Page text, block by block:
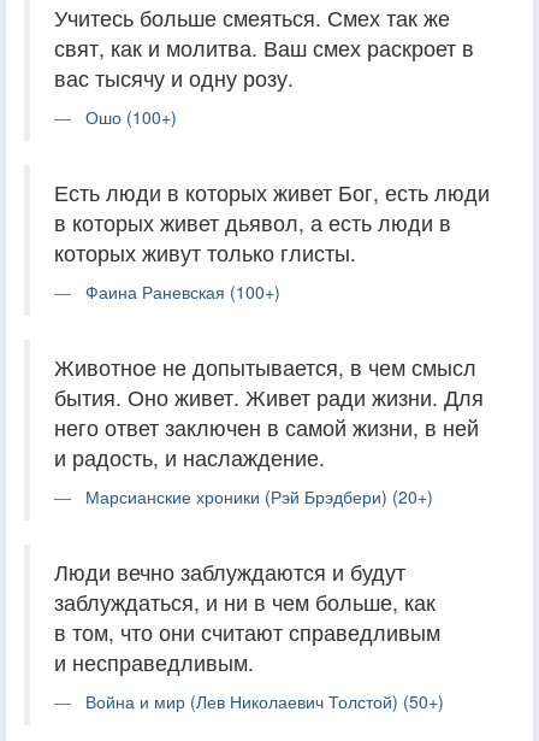
Учитесь больше смеяться. Смех так же
свят, как и молитва. Ваш смех раскроет в
вас тысячу и одну розу.
Ошо (100+)
Есть люди в которых живет Бог, есть люди
в которых живет дьявол, а есть люди в
которых живут только глисты.
Фаина Раневская (100+)
Животное не допытывается, в чем смысл
бытия. Оно живет. Живет ради жизни. Для
него ответ заключен в самой жизни, в ней
и радость, и наслаждение.
Марсианские хроники (Рэй Брэдбери) (20+)
Люди вечно заблуждаются и будут
заблуждаться, и ни в чем больше, как
в том, что они считают справедливым
и несправедливым.
Война и мир (Лев Николаевич Толстой) (50+)